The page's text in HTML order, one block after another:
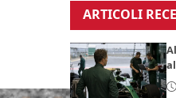
ARTICOLI